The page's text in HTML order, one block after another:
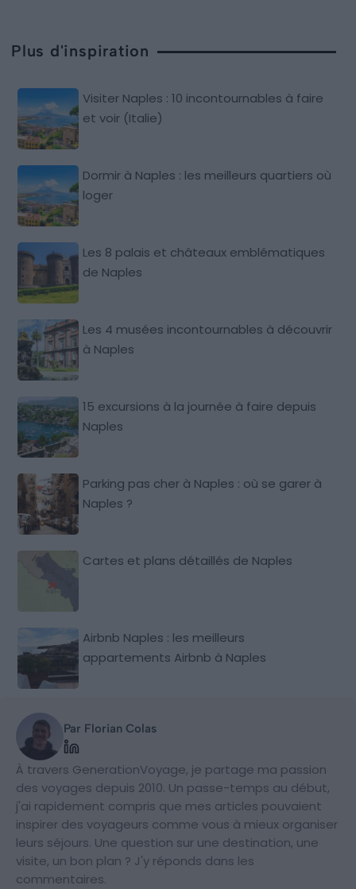
Plus d'inspiration
Visiter Naples : 10 incontournables à faire
et voir (Italie)
Dormir à Naples : les meilleurs quartiers où
loger
Les 8 palais et châteaux emblématiques
de Naples
Les 4 musées incontournables à découvrir
à Naples
15 excursions à la journée à faire depuis
Naples
Parking pas cher à Naples : où se garer à
Naples ?
Cartes et plans détaillés de Naples
Airbnb Naples : les meilleurs
appartements Airbnb à Naples
Par Florian Colas
À travers GenerationVoyage, je partage ma passion
des voyages depuis 2010. Un passe-temps au début,
j'ai rapidement compris que mes articles pouvaient
inspirer des voyageurs comme vous à mieux organiser
leurs séjours. Une question sur une destination, une
visite, un bon plan ? J'y réponds dans les
commentaires.